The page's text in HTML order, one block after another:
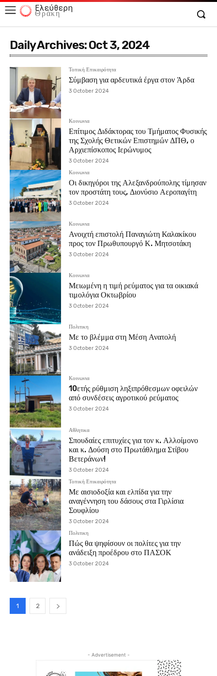
Ελεύθερη
Θράκη
Daily Archives: Oct 3, 2024
Τοπική Επικαιρότητα
Σύμβαση για αρδευτικά έργα στον Άρδα
3 October 2024
Κοινωνια
Επίτιμος Διδάκτορας του Τμήματος Φυσικής
της Σχολής Θετικών Επιστημών ΔΠΘ, ο
Αρχιεπίσκοπος Ιερώνυμος
3 October 2024
Κοινωνια
Οι δικηγόροι της Αλεξανδρούπολης τίμησαν
τον προστάτη τους, Διονύσιο Αεροπαγίτη
3 October 2024
Κοινωνια
Ανοιχτή επιστολή Παναγιώτη Καλακίκου
προς τον Πρωθυπουργό Κ. Μητσοτάκη
3 October 2024
Κοινωνια
Μειωμένη η τιμή ρεύματος για τα οικιακά
τιμολόγια Οκτωβρίου
3 October 2024
Πολιτικη
Με το βλέμμα στη Μέση Ανατολή
3 October 2024
Κοινωνια
10ετής ρύθμιση ληξιπρόθεσμων οφειλών
από συνδέσεις αγροτικού ρεύματος
3 October 2024
Αθλητικα
Σπουδαίες επιτυχίες για τον κ. Αλλοίμονο
και κ. Δούση στο Πρωτάθλημα Στίβου
Βετεράνων!
3 October 2024
Τοπική Επικαιρότητα
Με αισιοδοξία και ελπίδα για την
αναγέννηση του δάσους στα Γιρλίσια
Σουφλίου
3 October 2024
Πολιτικη
Πώς θα ψηφίσουν οι πολίτες για την
ανάδειξη προέδρου στο ΠΑΣΟΚ
3 October 2024
1 2
- Advertisement -